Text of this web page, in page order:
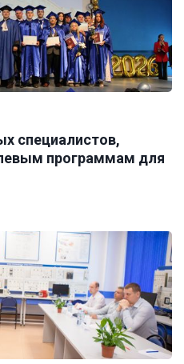
специалистов,
программам для